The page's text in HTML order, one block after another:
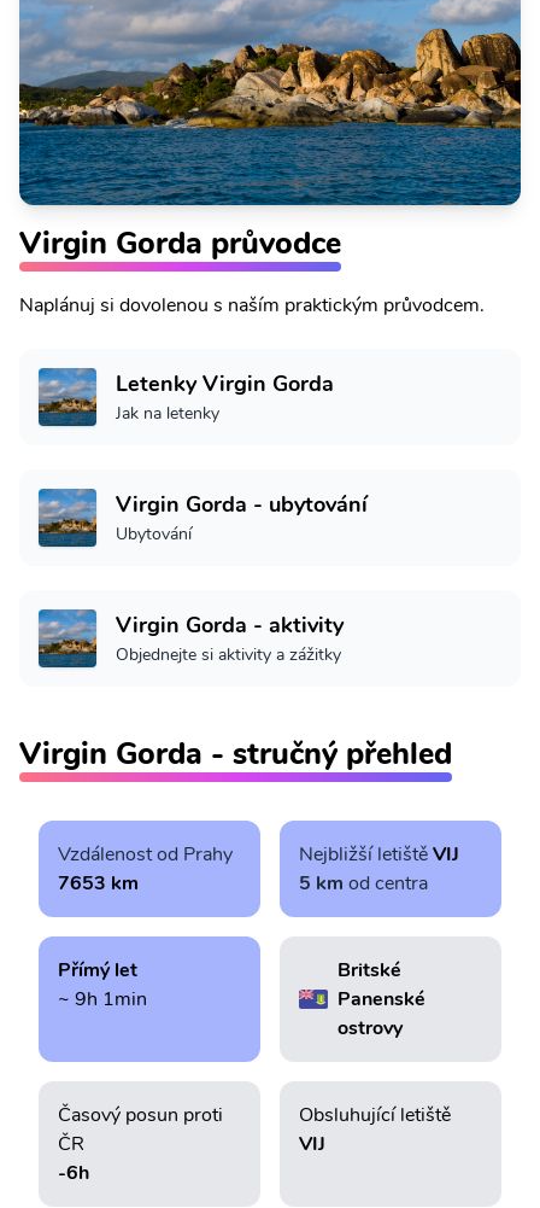
Virgin Gorda průvodce
Naplánuj si dovolenou s naším praktickým průvodcem.
Letenky Virgin Gorda
Jak na letenky
Virgin Gorda - ubytování
Ubytování
Virgin Gorda - aktivity
Objednejte si aktivity a zážitky
Virgin Gorda - stručný přehled
Vzdálenost od Prahy
7653 km
Nejbližší letištěVIJ
5 km od centra
Přímý let
~ 9h 1min
Britské
Panenské
ostrovy
Časový posun proti
ČR
-6h
Obsluhující letiště
VIJ